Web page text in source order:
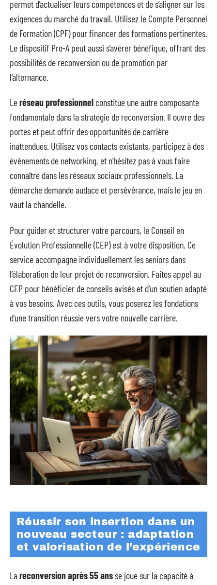
permet d’actualiser leurs compétences et de s’aligner sur les
exigences du marché du travail. Utilisez le Compte Personnel
de Formation (CPF) pour financer des formations pertinentes.
Le dispositif Pro-A peut aussi s’avérer bénéfique, offrant des
possibilités de reconversion ou de promotion par
l’alternance.
Leréseau professionnel constitue une autre composante
fondamentale dans la stratégie de reconversion. Il ouvre des
portes et peut offrir des opportunités de carrière
inattendues. Utilisez vos contacts existants, participez à des
événements de networking, et n’hésitez pas à vous faire
connaître dans les réseaux sociaux professionnels. La
démarche demande audace et persévérance, mais le jeu en
vaut la chandelle.
Pour guider et structurer votre parcours, le Conseil en
Évolution Professionnelle (CEP) est à votre disposition. Ce
service accompagne individuellement les seniors dans
l’élaboration de leur projet de reconversion. Faites appel au
CEP pour bénéficier de conseils avisés et d’un soutien adapté
à vos besoins. Avec ces outils, vous poserez les fondations
d’une transition réussie vers votre nouvelle carrière.
Réussir son insertion dans un
nouveau secteur : adaptation
et valorisation de l’expérience
Lareconversion après 55 ansse joue sur la capacité à